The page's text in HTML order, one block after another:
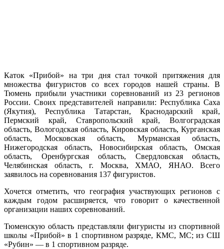
Каток «Прибой» на три дня стал точкой притяжения для
множества фигуристов со всех городов нашей страны. В
Тюмень прибыли участники соревнований из 23 регионов
России. Своих представителей направили: Республика Саха
(Якутия), Республика Татарстан, Краснодарский край,
Пермский край, Ставропольский край, Волгоградская
область, Вологодская область, Кировская область, Курганская
область, Московская область, Мурманская область,
Нижегородская область, Новосибирская область, Омская
область, Оренбургская область, Свердловская область,
Челябинская область, г. Москва, ХМАО, ЯНАО. Всего
заявилось на соревнования 137 фигуристов.
Хочется отметить, что география участвующих регионов с
каждым годом расширяется, что говорит о качественной
организации наших соревнований.
Тюменскую область представляли фигуристы из спортивной
школы «Прибой» в 1 спортивном разряде, КМС, МС; из СШ
«Рубин» — в 1 спортивном разряде.